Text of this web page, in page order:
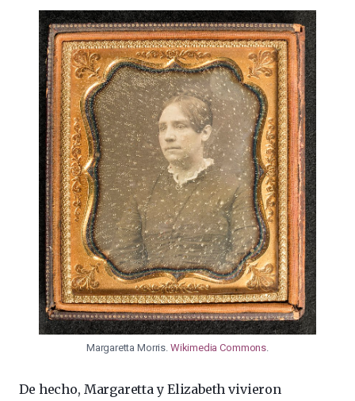
Margaretta Morris.Wikimedia Commons.
De hecho, Margaretta y Elizabeth vivieron